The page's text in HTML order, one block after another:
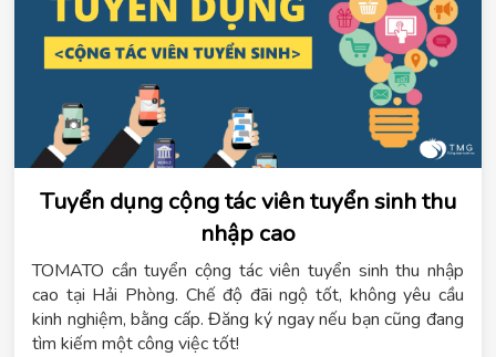
Tuyển dụng cộng tác viên tuyển sinh thu
nhập cao
TOMATO cần tuyển cộng tác viên tuyển sinh thu nhập
cao tại Hải Phòng. Chế độ đãi ngộ tốt, không yêu cầu
kinh nghiệm, bằng cấp. Đăng ký ngay nếu bạn cũng đang
tìm kiếm một công việc tốt!